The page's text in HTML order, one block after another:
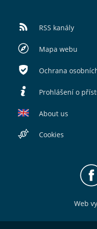
RSS kanály
Mapa webu
Ochrana
Prohlášení o
About us
Cookies
Web v